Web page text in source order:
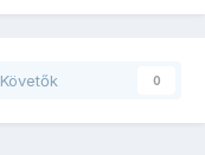
Követők 0